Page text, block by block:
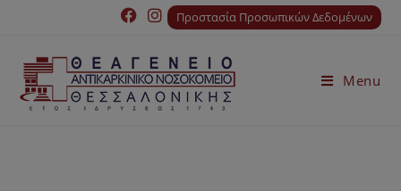
Προστασία Προσωπικών Δεδομένων
Menu